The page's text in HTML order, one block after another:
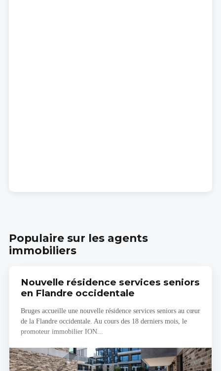
Populaire sur les agents
immobiliers
Nouvelle résidence services seniors
en Flandre occidentale
Bruges accueille une nouvelle résidence services seniors au cœur
de la Flandre occidentale. Au cours des 18 derniers mois, le
promoteur immobilier ION...